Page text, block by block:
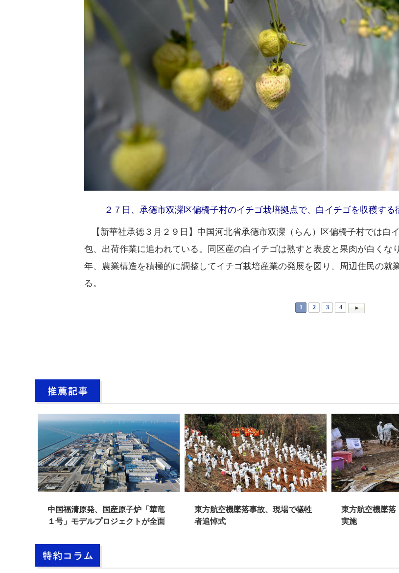
２７日、承德市双灤区偏橋子村のイチゴ栽培拠点で、白イチゴを収穫する
【新華社承徳３月２９日】中国河北省承德市双灤（らん）区偏橋子村では白
包、出荷作業に追われている。同区産の白イチゴは熟すと表皮と果肉が白くな
年、農業構造を積極的に調整してイチゴ栽培産業の発展を図り、周辺住民の就
る。
1 2 3 4
中国福清原発、国産原子炉「華竜
１号」モデルプロジェクトが全面
東方航空機墜落事故、現場で犠牲
者追悼式
東方航空機墜
実施